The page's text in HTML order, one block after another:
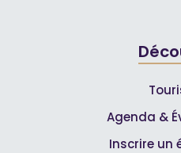
Agenda &
Inscrire un